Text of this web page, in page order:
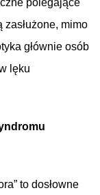
mimo
głównie osób
lęku
to dosłowne